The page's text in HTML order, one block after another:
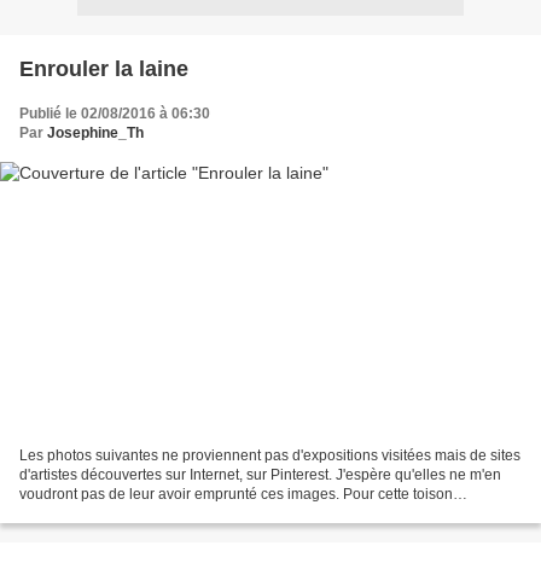
Enrouler la laine
Publié le 02/08/2016 à 06:30
Par Josephine_Th
Les photos suivantes ne proviennent pas d'expositions visitées mais de sites
d'artistes découvertes sur Internet, sur Pinterest. J'espère qu'elles ne m'en
voudront pas de leur avoir emprunté ces images. Pour cette toison